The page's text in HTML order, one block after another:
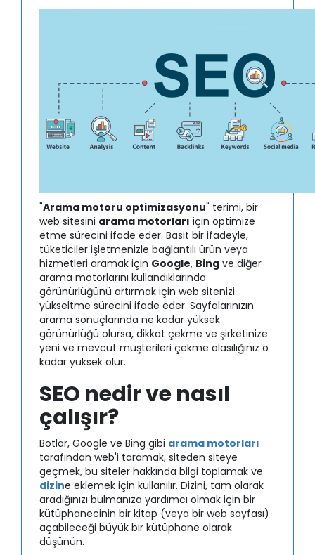
"Arama motoru optimizasyonu" terimi, bir
web sitesini arama motorları için optimize
etme sürecini ifade eder. Basit bir ifadeyle,
tüketiciler işletmenizle bağlantılı ürün veya
hizmetleri aramak için Google, Bing ve diğer
arama motorlarını kullandıklarında
görünürlüğünü artırmak için web sitenizi
yükseltme sürecini ifade eder. Sayfalarınızın
arama sonuçlarında ne kadar yüksek
görünürlüğü olursa, dikkat çekme ve şirketinize
yeni ve mevcut müşterileri çekme olasılığınız o
kadar yüksek olur.
SEO nedir ve nasıl
çalışır?
Botlar, Google ve Bing gibi arama motorları
tarafından web'i taramak, siteden siteye
geçmek, bu siteler hakkında bilgi toplamak ve
dizine eklemek için kullanılır. Dizini, tam olarak
aradığınızı bulmanıza yardımcı olmak için bir
kütüphanecinin bir kitap (veya bir web sayfası)
açabileceği büyük bir kütüphane olarak
düşünün.